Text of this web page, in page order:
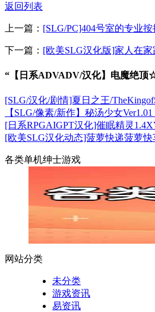
返回列表
上一篇： [SLG/PC]404号室的专业
下一篇： [欧美SLG汉化版]家人在家
“【日系ADVADV/汉化】电魔绝顶
[SLG/汉化/剧情]夏日之王/
【SLG/像素/新作】秘汤少女Ver1.01
[日系RPGAIGPT汉化]催眠精灵
[欧美SLG汉化动态]菠萝快递菠萝快
各类单机绅士游戏
网站分类
未分类
游戏资讯
易资讯